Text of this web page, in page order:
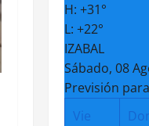
H: +31°
L: +22°
IZABAL
Sábado, 08
Previsión
Vie